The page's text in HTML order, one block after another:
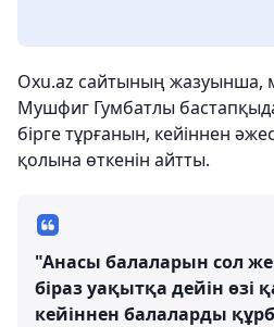
Oxu.az сайтының жазуынша,
Мушфиг Гумбатлы
бірге тұрғанын, кейіннен
қолына өткенін айтты.
"Анасы балаларын сол
біраз уақытқа дейін өзі
кейіннен балаларды